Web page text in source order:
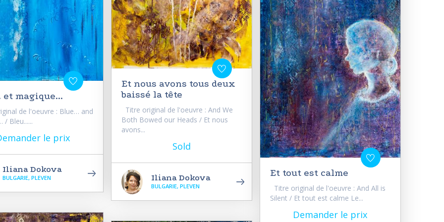
et magique...
de l'oeuvre : Blue… and
/ Bleu......
le prix
Iliana Dokova
BULGARIE, PLEVEN
Et nous avons tous deux
baissé la tête
Titre original de l'oeuvre : And We
Both Bowed our Heads / Et nous
avons...
Sold
Iliana Dokova
BULGARIE, PLEVEN
Et tout est calme
Titre original de l'oeuvre : And All is
Silent / Et tout est calme Le...
Demander le prix